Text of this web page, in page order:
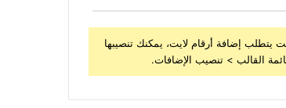
يتطلب إضافة أرقام لايت، يمكنك تنصيبها
القالب > تنصيب الإضافات.